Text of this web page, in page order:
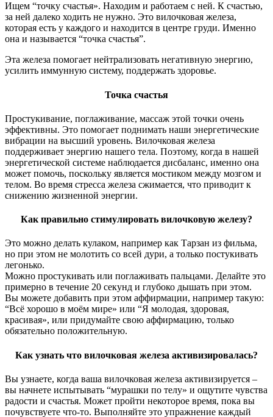
Ищем “точку счастья». Находим и работаем с ней. К счастью,
за ней далеко ходить не нужно. Это вилочковая железа,
которая есть у каждого и находится в центре груди. Именно
она и называется “точка счастья”.
Эта железа помогает нейтрализовать негативную энергию,
усилить иммунную систему, поддержать здоровье.
Точка счастья
Простукивание, поглаживание, массаж этой точки очень
эффективны. Это помогает поднимать наши энергетические
вибрации на высший уровень. Вилочковая железа
поддерживает энергию нашего тела. Поэтому, когда в нашей
энергетической системе наблюдается дисбаланс, именно она
может помочь, поскольку является мостиком между мозгом и
телом. Во время стресса железа сжимается, что приводит к
снижению жизненной энергии.
Как правильно стимулировать вилочковую железу?
Это можно делать кулаком, например как Тарзан из фильма,
но при этом не молотить со всей дури, а только постукивать
легонько.
Можно простукивать или поглаживать пальцами. Делайте это
примерно в течение 20 секунд и глубоко дышать при этом.
Вы можете добавить при этом аффирмации, например такую:
“Всё хорошо в моём мире» или “Я молодая, здоровая,
красивая», или придумайте свою аффирмацию, только
обязательно положительную.
Как узнать что вилочковая железа активизировалась?
Вы узнаете, когда ваша вилочковая железа активизируется –
вы начнете испытывать “мурашки по телу» и ощутите чувства
радости и счастья. Может пройти некоторое время, пока вы
почувствуете что-то. Выполняйте это упражнение каждый